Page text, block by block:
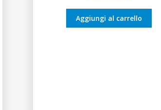
12,00€. 11,40€.
Aggiungi al carrello